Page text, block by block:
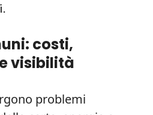
costi,
visibilità
problemi